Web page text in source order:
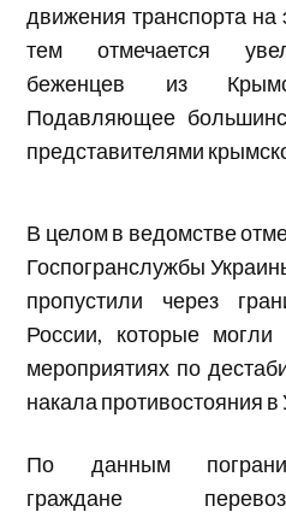
движения транспорта на
тем отмечается
беженцев из
Подавляющее
представителями
В целом в ведомстве
Госпогранслужбы
пропустили через
России, которые могли
мероприятиях по
накала противостояния в
По данным
граждане